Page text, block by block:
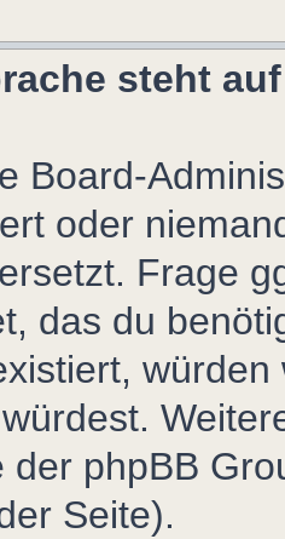
steht
Board-
oder
Frage
das du
der phpBB
Seite).